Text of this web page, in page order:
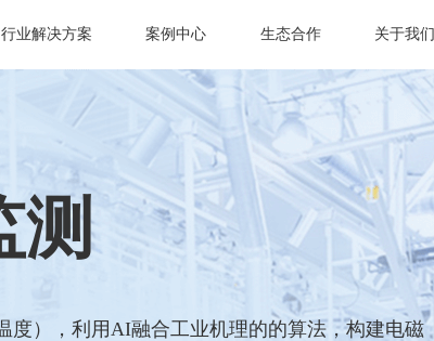
行业解决方案 案例中心 生态合作 关于我们
测
度），利用AI融合工业机理的的算法，构建电磁